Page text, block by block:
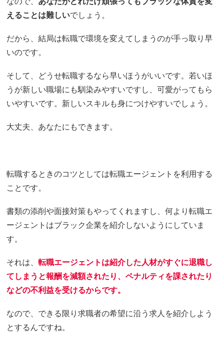
えることは難しいでしょう。
だから、結局は転職で環境を変えてしまうのが手っ取り早
いのです。
そして、どうせ転職するなら早いほうがいいです。若いほ
うが新しい職場にも馴染みやすいですし、可愛がってもら
いやすいです。新しいスキルも身につけやすいでしょう。
大丈夫、あなたにもできます。
転職するときのコツとしては転職エージェントを利用する
ことです。
書類の添削や面接対策もやってくれますし、何より転職エ
ージェントはブラック企業を紹介しないようにしていま
す。
それは、転職エージェントは紹介した人材がすぐに退職し
てしまうと報酬を減額されたり、ペナルティを課されたり
などの不利益を受けるからです。
なので、できる限り求職者の希望に沿う求人を紹介しよう
とするんですね。